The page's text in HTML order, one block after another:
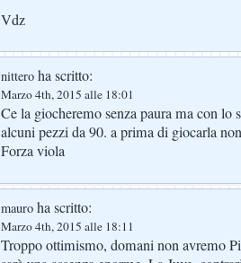
Vdz
nittero ha scritto:
Marzo 4th, 2015 alle 18:01
Ce la giocheremo senza paura ma con lo
alcuni pezzi da 90. a prima di giocarla
Forza viola
mauro ha scritto:
Marzo 4th, 2015 alle 18:11
Troppo ottimismo, domani non avremo